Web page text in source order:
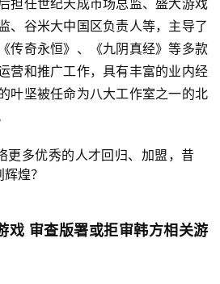
担任世纪天成市场总监、盛大游戏
、谷米大中国区负责人等，主导了
传奇永恒》、《九阴真经》等多款
营和推广工作，具有丰富的业内经
叶坚被任命为八大工作室之一的北
更多优秀的人才回归、加盟，昔
煌？
戏 审查版署或拒审韩方相关游